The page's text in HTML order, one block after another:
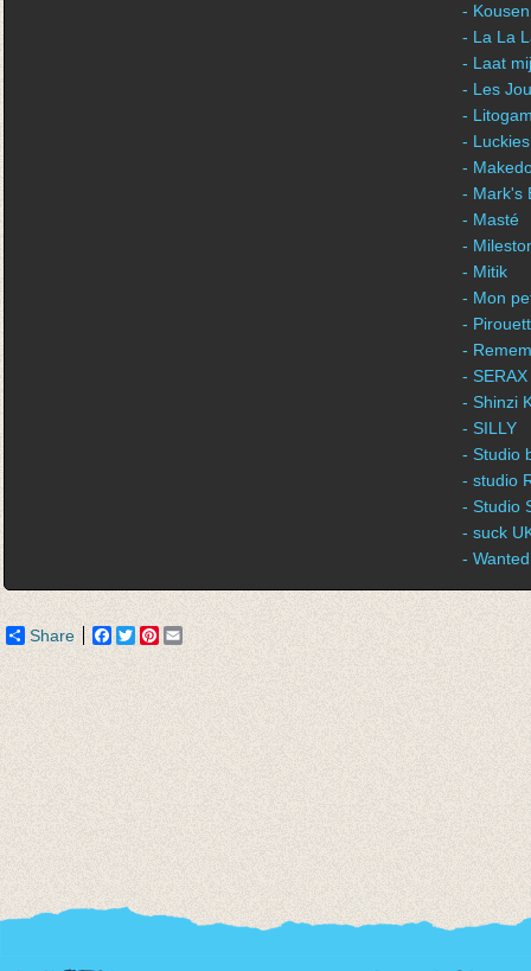
-
- La La
- Laat
- Les
-
- Luckies
-
- Mark's
- Masté
-
- Mitik
- Mon
-
-
- SERAX
- Shinzi
- SILLY
- Studio
- studio
- Studio
- suck
- Wanted
Share Facebook
TwitterPinterest